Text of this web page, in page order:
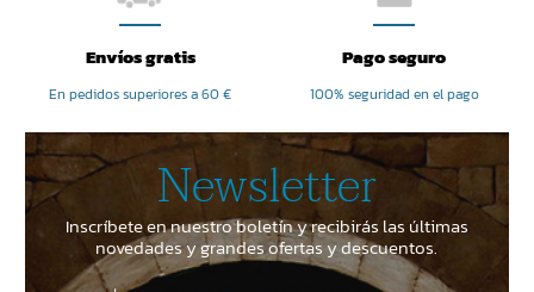
powered by
Usercentrics Consent
Management Platform
Envíos gratis
En pedidos superiores a 60 €
Pago seguro
100% seguridad en el pago
Newsletter
Inscríbete en nuestro boletín y recibirás las últimas
novedades y grandes ofertas y descuentos.